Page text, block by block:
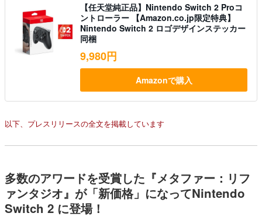
【任天堂純正品】Nintendo Switch 2 Proコ
ントローラー 【Amazon.co.jp限定特典】
Nintendo Switch 2 ロゴデザインステッカー
同梱
9,980円
Amazonで購入
以下、プレスリリースの全文を掲載しています
多数のアワードを受賞した『メタファー：リフ
ァンタジオ』が「新価格」になってNintendo
Switch 2 に登場！